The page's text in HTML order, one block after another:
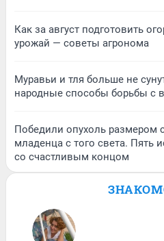
Как за август подготовить
урожай — советы агронома
Муравьи и тля больше не
народные способы борьбы с
Победили опухоль размером
младенца с того света. Пять
со счастливым концом